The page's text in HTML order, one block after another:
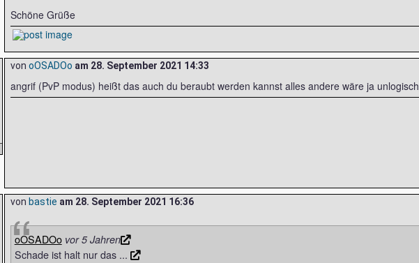
Schöne Grüße
von oOSADOo am 28. September 2021 14:33
angrif (PvP modus) heißt das auch du beraubt werden kannst alles andere wäre ja unlogisch
von bastie am 28. September 2021 16:36
oOSADOo vor 5 Jahren
Schade ist halt nur das ...